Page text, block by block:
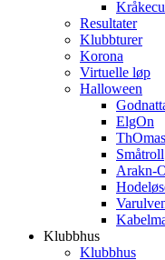
Resultater
Klubbturer
Korona
Virtuelle løp
Halloween
ElgOn
ThOmas
Småtroll
Arakn-
Klubbhus
Klubbhus